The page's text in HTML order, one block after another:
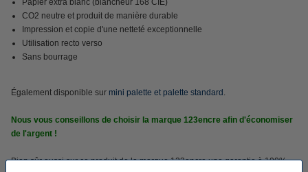
Papier extra blanc (blancheur 168 CIE)
CO2 neutre et produit de manière durable
Impression et copie d'une netteté exceptionnelle
Utilisation recto verso
Sans bourrage
Également disponible sur mini palette et palette standard .
Nous vous conseillons de choisir la marque 123encre afin d'économiser
de l'argent !
Bien sûr aussi sur ce produit de la marque 123encre une garantie à 100%.